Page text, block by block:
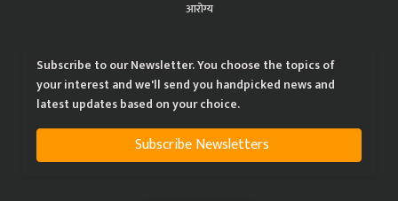
आरोग्य
Subscribe to our Newsletter. You choose the topics of
your interest and we'll send you handpicked news and
latest updates based on your choice.
Subscribe Newsletters